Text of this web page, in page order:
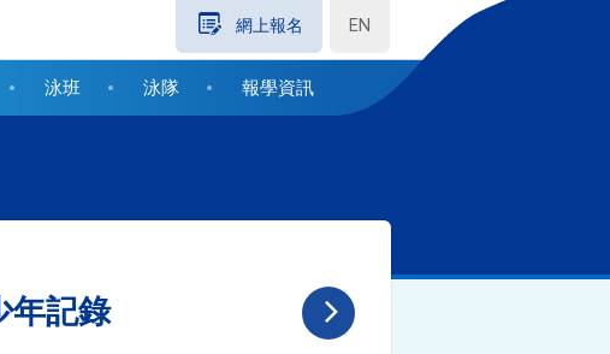
網上報名 EN
泳班 泳隊 報學資訊
年記錄